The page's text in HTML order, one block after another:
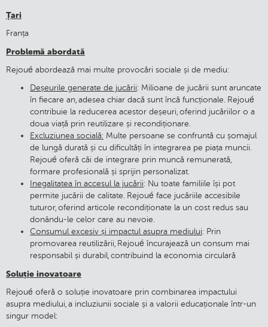
Țari
Franța
Problemă abordată
Rejoué abordează mai multe provocări sociale și de mediu:
Deșeurile generate de jucării: Milioane de jucării sunt aruncate
în fiecare an, adesea chiar dacă sunt încă funcționale. Rejoué
contribuie la reducerea acestor deșeuri, oferind jucăriilor o a
doua viață prin reutilizare și recondiționare.
Excluziunea socială: Multe persoane se confruntă cu șomajul
de lungă durată și cu dificultăți în integrarea pe piața muncii.
Rejoué oferă căi de integrare prin muncă remunerată,
formare profesională și sprijin personalizat.
Inegalitatea în accesul la jucării: Nu toate familiile își pot
permite jucării de calitate. Rejoué face jucăriile accesibile
tuturor, oferind articole recondiționate la un cost redus sau
donându-le celor care au nevoie.
Consumul excesiv și impactul asupra mediului: Prin
promovarea reutilizării, Rejoué încurajează un consum mai
responsabil și durabil, contribuind la economia circulară
Soluție inovatoare
Rejoué oferă o soluție inovatoare prin combinarea impactului
asupra mediului, a incluziunii sociale și a valorii educaționale într-un
singur model: